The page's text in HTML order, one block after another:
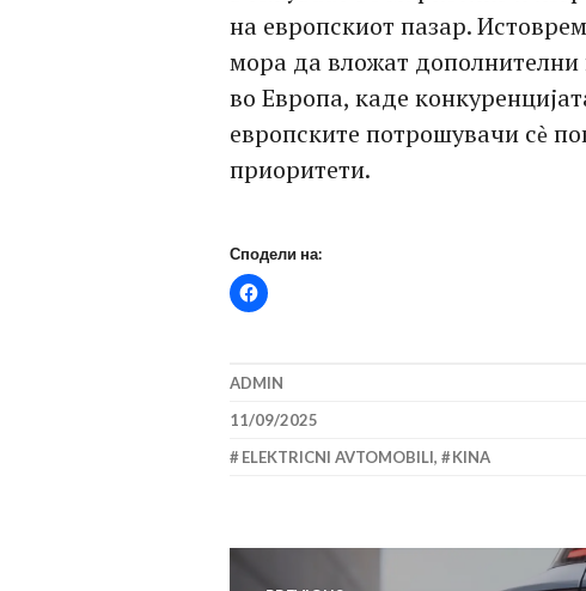
на европскиот пазар.
мора да вложат дополнителни
во Европа, каде
европските потрошувачи сѐ
приоритети.
Сподели на:
ADMIN
11/09/2025
ELEKTRICNI AVTOMOBILI, KINA